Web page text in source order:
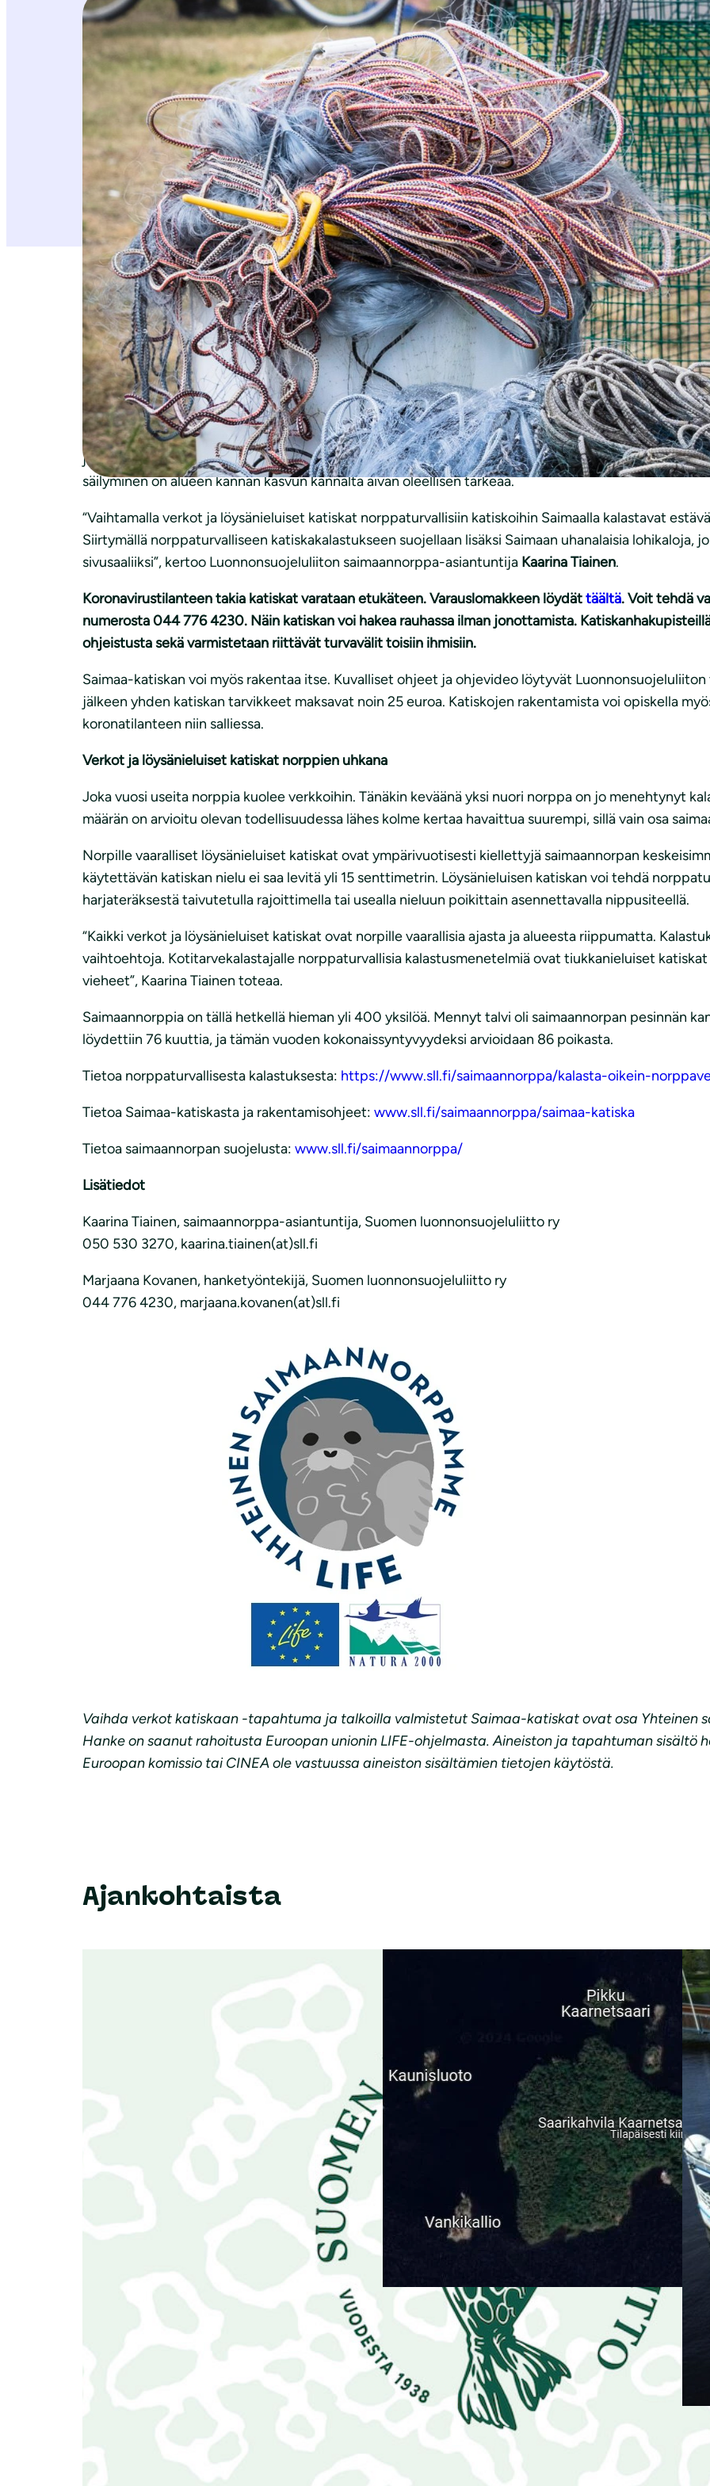
Luonnonsuojeluliitto jakaa sata norppaturvallista katiskaa Mikkelin Ristiinassa.
Suomen luonnonsuojeluliitto järjestää Vaihda verkot katiskaan -tapahtuman Ristiinan S-
11–14. Jaossa on ilmaiseksi sata katiskaa. Tapahtumalla kannustetaan Saimaan alueen
kalastukseen. Tapahtumaan on vapaa pääsy.
Norppaturvallisen Saimaa-katiskan saa, kun allekirjoittaa lupauksen pidättäytyä norpille
tapahtumassa voi luovuttaa pois vanhoja kalaverkkoja. Katiskoja on yksi henkilöä kohti, ja ne on
ja Louhivedellä, kalastaville. Nämä vedet ovat norpan levinneisyyden reuna-aluetta, jossa on vain
säilyminen on alueen kannan kasvun kannalta aivan oleellisen tärkeää.
“Vaihtamalla verkot ja löysänieluiset katiskat norppaturvallisiin katiskoihin Saimaalla kalastavat
Siirtymällä norppaturvalliseen katiskakalastukseen suojellaan lisäksi Saimaan uhanalaisia lohikaloja,
sivusaaliiksi”, kertoo Luonnonsuojeluliiton saimaannorppa-asiantuntija Kaarina Tiainen.
Koronavirustilanteen takia katiskat varataan etukäteen. Varauslomakkeen löydättäältä. Voit tehdä
numerosta 044 776 4230. Näin katiskan voi hakea rauhassa ilman jonottamista.
ohjeistusta sekä varmistetaan riittävät turvavälit toisiin ihmisiin.
Saimaa-katiskan voi myös rakentaa itse. Kuvalliset ohjeet ja ohjevideo löytyvät
jälkeen yhden katiskan tarvikkeet maksavat noin 25 euroa. Katiskojen rakentamista voi opiskella
koronatilanteen niin salliessa.
Verkot ja löysänieluiset katiskat norppien uhkana
Joka vuosi useita norppia kuolee verkkoihin. Tänäkin keväänä yksi nuori norppa on jo menehtynyt
määrän on arvioitu olevan todellisuudessa lähes kolme kertaa havaittua suurempi, sillä vain osa
Norpille vaaralliset löysänieluiset katiskat ovat ympärivuotisesti kiellettyjä saimaannorpan
käytettävän katiskan nielu ei saa levitä yli 15 senttimetrin. Löysänieluisen katiskan voi tehdä
harjateräksestä taivutetulla rajoittimella tai usealla nieluun poikittain asennettavalla nippusiteellä.
“Kaikki verkot ja löysänieluiset katiskat ovat norpille vaarallisia ajasta ja alueesta riippumatta.
vaihtoehtoja. Kotitarvekalastajalle norppaturvallisia kalastusmenetelmiä ovat tiukkanieluiset
vieheet”, Kaarina Tiainen toteaa.
Saimaannorppia on tällä hetkellä hieman yli 400 yksilöä. Mennyt talvi oli saimaannorpan pesinnän
löydettiin 76 kuuttia, ja tämän vuoden kokonaissyntyvyydeksi arvioidaan 86 poikasta.
Tietoa norppaturvallisesta kalastuksesta: https://www.sll.fi/saimaannorppa/kalasta-oikein-
Tietoa Saimaa-katiskasta ja rakentamisohjeet: www.sll.fi/saimaannorppa/saimaa-katiska
Tietoa saimaannorpan suojelusta: www.sll.fi/saimaannorppa/
Lisätiedot
Kaarina Tiainen, saimaannorppa-asiantuntija, Suomen luonnonsuojeluliitto ry
050 530 3270, kaarina.tiainen(at)sll.fi
Marjaana Kovanen, hanketyöntekijä, Suomen luonnonsuojeluliitto ry
044 776 4230, marjaana.kovanen(at)sll.fi
Vaihda verkot katiskaan -tapahtuma ja talkoilla valmistetut Saimaa-katiskat ovat osa Yhteinen
Hanke on saanut rahoitusta Euroopan unionin LIFE-ohjelmasta. Aineiston ja tapahtuman sisältö
Euroopan komissio tai CINEA ole vastuussa aineiston sisältämien tietojen käytöstä.
Ajankohtaista
AJANKOHTAISTA 12.6.2024
Suomen luon­non­suo­je­lu­lii­ton Etelä-
Savon piiri tukee aloitetta
Kaarnetsaaren myynnistä valtiolle.